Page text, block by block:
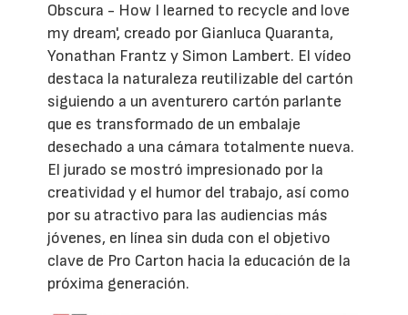
Obscura - How I learned to recycle and love
my dream', creado por Gianluca Quaranta,
Yonathan Frantz y Simon Lambert. El vídeo
destaca la naturaleza reutilizable del cartón
siguiendo a un aventurero cartón parlante
que es transformado de un embalaje
desechado a una cámara totalmente nueva.
El jurado se mostró impresionado por la
creatividad y el humor del trabajo, así como
por su atractivo para las audiencias más
jóvenes, en línea sin duda con el objetivo
clave de Pro Carton hacia la educación de la
próxima generación.